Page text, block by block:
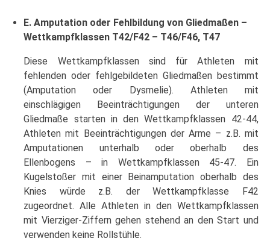
E. Amputation oder Fehlbildung von Gliedmaßen –
Wettkampfklassen T42/F42 – T46/F46, T47
Diese Wettkampfklassen sind für Athleten mit
fehlenden oder fehlgebildeten Gliedmaßen bestimmt
(Amputation oder Dysmelie). Athleten mit
einschlägigen Beeinträchtigungen der unteren
Gliedmaße starten in den Wettkampfklassen 42-44,
Athleten mit Beeinträchtigungen der Arme – z.B. mit
Amputationen unterhalb oder oberhalb des
Ellenbogens – in Wettkampfklassen 45-47. Ein
Kugelstoßer mit einer Beinamputation oberhalb des
Knies würde z.B. der Wettkampfklasse F42
zugeordnet. Alle Athleten in den Wettkampfklassen
mit Vierziger-Ziffern gehen stehend an den Start und
verwenden keine Rollstühle.